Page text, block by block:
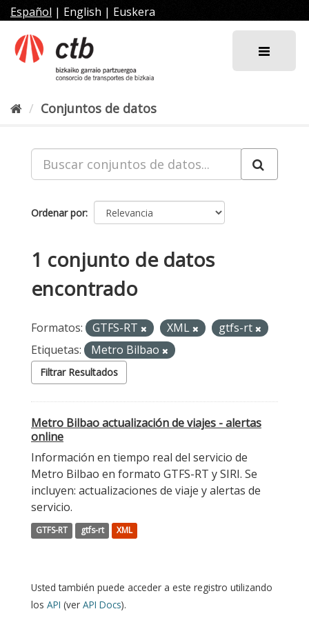
al
contenido
Español | English | Euskera
Conjuntos de datos
Ordenar por
1 conjunto de datos
encontrado
Formatos: GTFS-RT XML
gtfs-rt
Etiquetas:
Metro Bilbao
Filtrar Resultados
Metro Bilbao actualización de viajes - alertas
online
Información en tiempo real del servicio de
Metro Bilbao en formato GTFS-RT y SIRI. Se
incluyen: actualizaciones de viaje y alertas de
servicio.
GTFS-RT gtfs-rt XML
Usted también puede acceder a este registro utilizando
los API (ver API Docs).